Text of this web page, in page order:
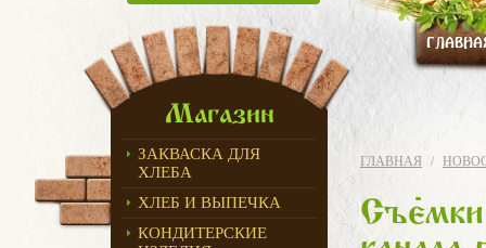
Магазин
ЗАКВАСКА ДЛЯ
ХЛЕБА
ХЛЕБ И ВЫПЕЧКА
КОНДИТЕРСКИЕ
ГЛАВНАЯ
Съе